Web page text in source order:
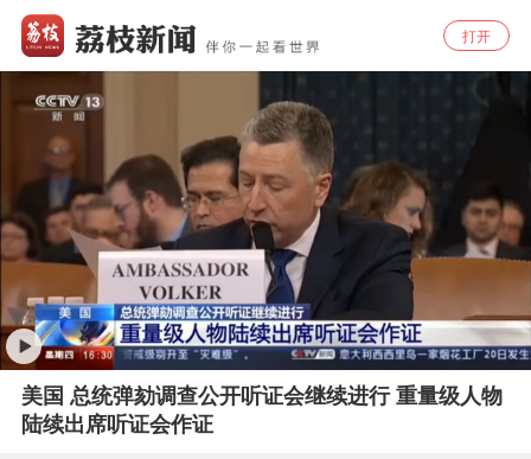
打开
美国 总统弹劾调查公开听证会继续进行 重量级人物
陆续出席听证会作证